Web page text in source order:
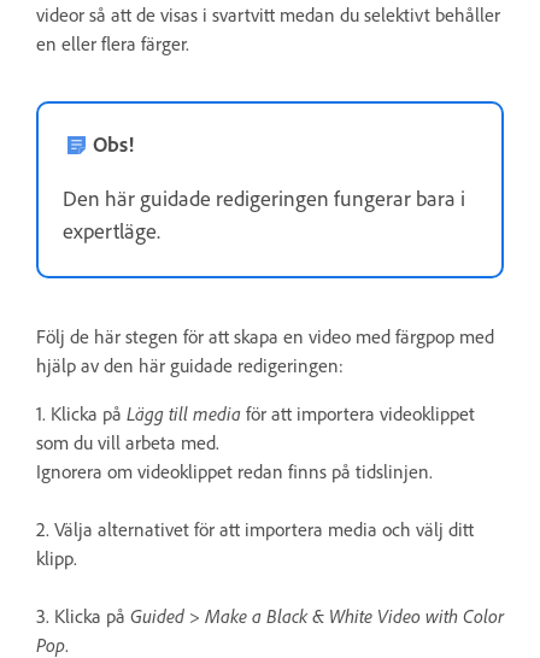
videor så att de visas i svartvitt medan du selektivt behåller
en eller flera färger.
Obs!
Den här guidade redigeringen fungerar bara i
expertläge.
Följ de här stegen för att skapa en video med färgpop med
hjälp av den här guidade redigeringen:
1. Klicka på Lägg till media för att importera videoklippet
som du vill arbeta med.
Ignorera om videoklippet redan finns på tidslinjen.
2. Välja alternativet för att importera media och välj ditt
klipp.
3. Klicka på Guided > Make a Black & White Video with Color
Pop.